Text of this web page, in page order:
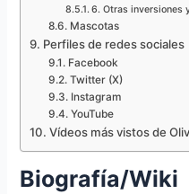
6. Otras inversiones
Mascotas
Perfiles de redes sociales
Facebook
Twitter (X)
Instagram
YouTube
Vídeos más vistos de
Biografía/Wiki